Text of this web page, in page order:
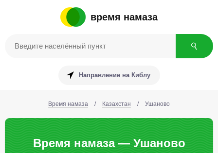
время намаза
Направление на Киблу
Время намаза / Казахстан / Ушаново
Время намаза — Ушаново